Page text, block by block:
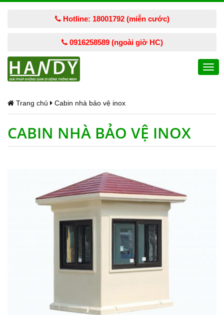
Hotline: 18001792 (miễn cước)
0916258589 (ngoài giờ HC)
Trang chủ Cabin nhà bảo vệ inox
CABIN NHÀ BẢO VỆ INOX